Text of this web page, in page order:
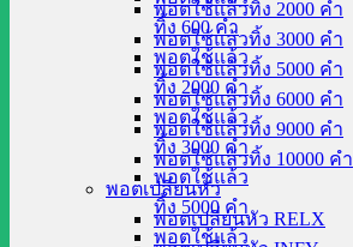
ทิ้ง 600 คำ
พอตใช้แล้ว
ทิ้ง 2000 คำ
พอตใช้แล้ว
ทิ้ง 3000 คำ
พอตใช้แล้ว
ทิ้ง 5000 คำ
พอตใช้แล้ว
พอตใช้แล้วทิ้ง 2000 คำ
พอตใช้แล้วทิ้ง 3000 คำ
พอตใช้แล้วทิ้ง 5000 คำ
พอตใช้แล้วทิ้ง 6000 คำ
พอตใช้แล้วทิ้ง 9000 คำ
พอตใช้แล้วทิ้ง 10000 คำ
พอตเปลี่ยนหัว
พอตเปลี่ยนหัว RELX